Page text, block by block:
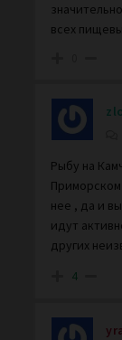
всех
Рыбу на
Приморском
нее , да и
идут
других
4